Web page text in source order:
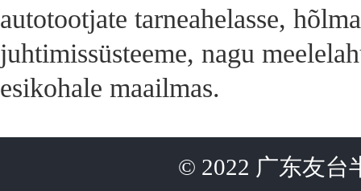
autotootjate tarneahelasse,
juhtimissüsteeme, nagu
esikohale maailmas.
© 2022 广东友台